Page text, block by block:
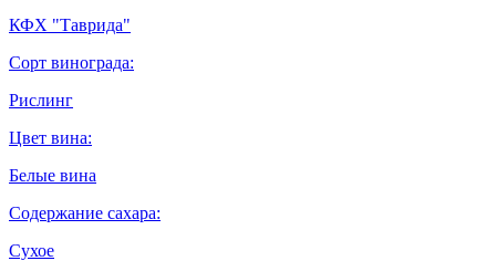
КФХ "Таврида"
Сорт винограда:
Рислинг
Цвет вина:
Белые вина
Содержание сахара:
Сухое